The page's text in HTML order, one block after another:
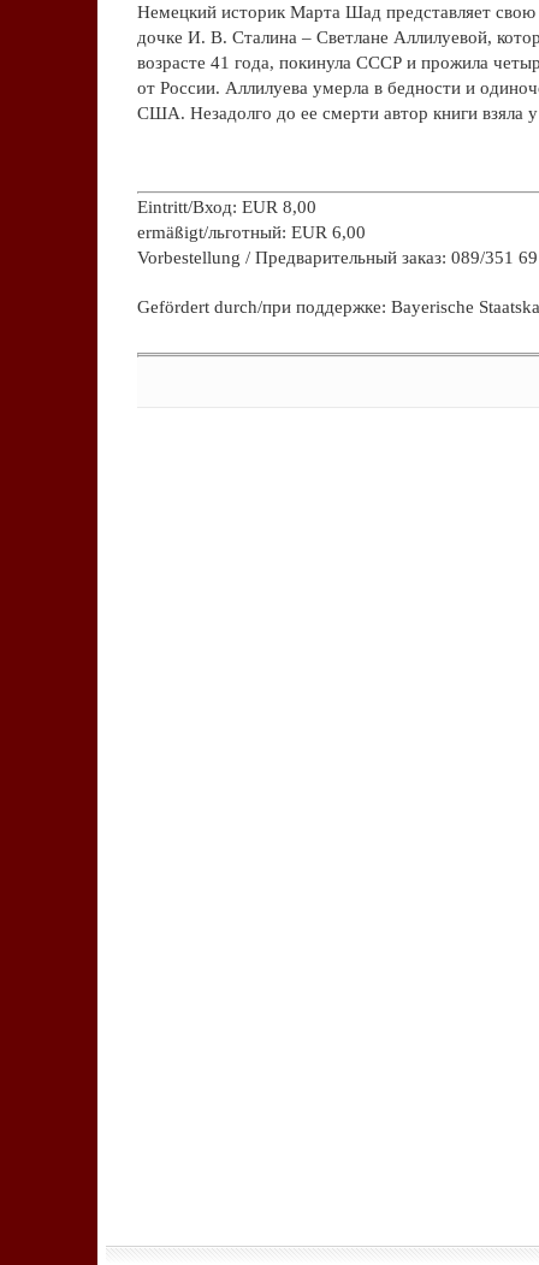
Немецкий историк Марта Шад представляет
дочке И. В. Сталина – Светлане Аллилуевой,
возрасте 41 года, покинула СССР и прожила
от России. Аллилуева умерла в бедности и
США. Незадолго до ее смерти автор книги взяла
Eintritt/Вход: EUR 8,00
ermäßigt/льготный: EUR 6,00
Vorbestellung / Предварительный заказ: 089/351
Gefördert durch/при поддержке: Bayerische